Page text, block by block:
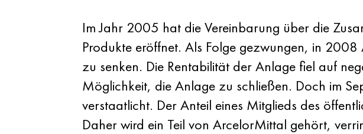
Im Jahr 2005 hat die Vereinbarung über die
Produkte eröffnet. Als Folge gezwungen, in
zu senken. Die Rentabilität der Anlage fiel auf
Möglichkeit, die Anlage zu schließen. Doch im
verstaatlicht. Der Anteil eines Mitglieds des
Daher wird ein Teil von ArcelorMittal gehört,